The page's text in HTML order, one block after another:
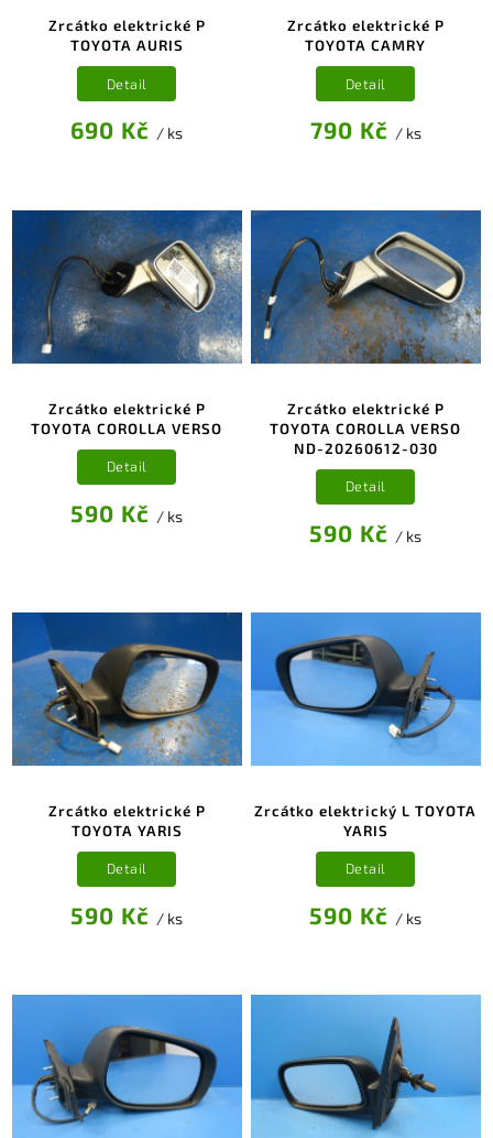
Zrcátko elektrické P
TOYOTA AURIS
690 Kč / ks
Detail
Zrcátko elektrické P
TOYOTA CAMRY
790 Kč / ks
Detail
Zrcátko elektrické P
TOYOTA COROLLA VERSO
590 Kč / ks
Detail
Zrcátko elektrické P
TOYOTA COROLLA VERSO
ND-20260612-030
590 Kč / ks
Detail
Zrcátko elektrické P
TOYOTA YARIS
590 Kč / ks
Detail
Zrcátko elektrický L TOYOTA
YARIS
590 Kč / ks
Detail